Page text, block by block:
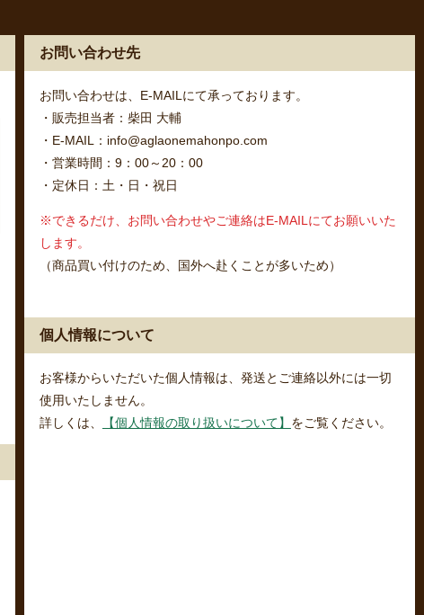
お問い合わせ先
お問い合わせは、E-MAILにて承っております。
・販売担当者：柴田 大輔
・E-MAIL：info@aglaonemahonpo.com
・営業時間：9：00～20：00
・定休日：土・日・祝日
※できるだけ、お問い合わせやご連絡はE-MAILにてお願いいた
します。
（商品買い付けのため、国外へ赴くことが多いため）
個人情報について
お客様からいただいた個人情報は、発送とご連絡以外には一切
使用いたしません。
詳しくは、
【個人情報の取り扱いについて】 をご覧ください。